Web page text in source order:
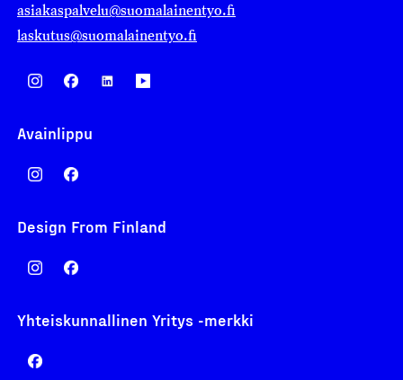
asiakaspalvelu@suomalainentyo.fi
laskutus@suomalainentyo.fi
Avainlippu
Design From Finland
Yhteiskunnallinen Yritys -merkki